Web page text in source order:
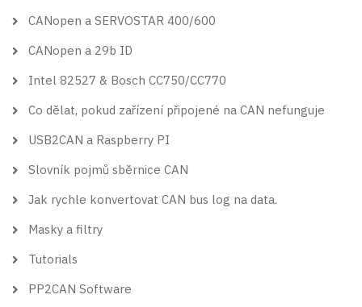
CANopen a SERVOSTAR 400/600
CANopen a 29b ID
Intel 82527 & Bosch CC750/CC770
Co dělat, pokud zařízení připojené na CAN nefunguje
USB2CAN a Raspberry PI
Slovník pojmů sběrnice CAN
Jak rychle konvertovat CAN bus log na data.
Masky a filtry
Tutorials
PP2CAN Software